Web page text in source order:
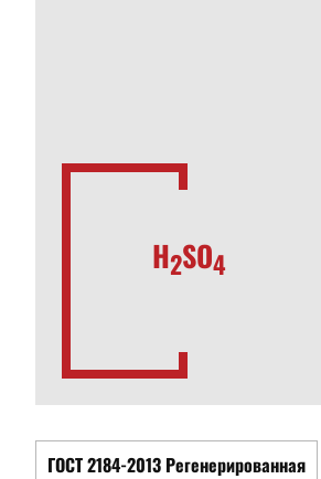
H2SO4
ГОСТ 2184-2013 Регенерированная